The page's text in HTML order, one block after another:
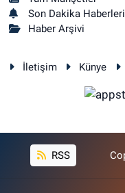
Son Dakika Haberleri
Haber Arşivi
İletişim Künye
RSS